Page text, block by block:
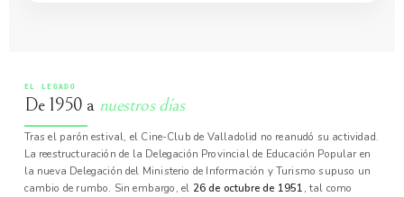
EL LEGADO
De 1950 a nuestros días
Tras el parón estival, el Cine-Club de Valladolid no reanudó su actividad.
La reestructuración de la Delegación Provincial de Educación Popular en
la nueva Delegación del Ministerio de Información y Turismo supuso un
cambio de rumbo. Sin embargo, el 26 de octubre de 1951, tal como